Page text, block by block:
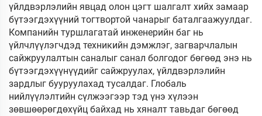
үйлдвэрлэлийн явцад олон цэгт шалгалт хийх замаар
бүтээгдэхүүний тогтвортой чанарыг баталгаажуулдаг.
Компанийн туршлагатай инженерийн баг нь
үйлчлүүлэгчдэд техникийн дэмжлэг, загварчлалын
сайжруулалтын саналыг санал болгодог бөгөөд энэ нь
бүтээгдэхүүнүүдийг сайжруулах, үйлдвэрлэлийн
зардлыг бууруулахад тусалдаг. Глобаль
нийлүүлэлтийн сүлжээгээр тэд үнэ хүлээн
зөвшөөрөгдөхүйц байхад нь хяналт тавьдаг бөгөөд